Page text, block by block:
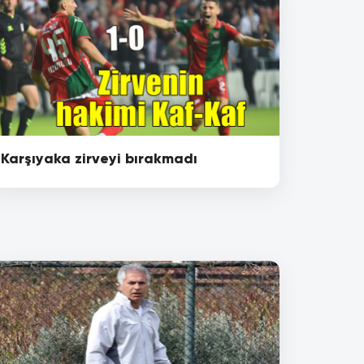
Karşıyaka zirveyi bırakmadı